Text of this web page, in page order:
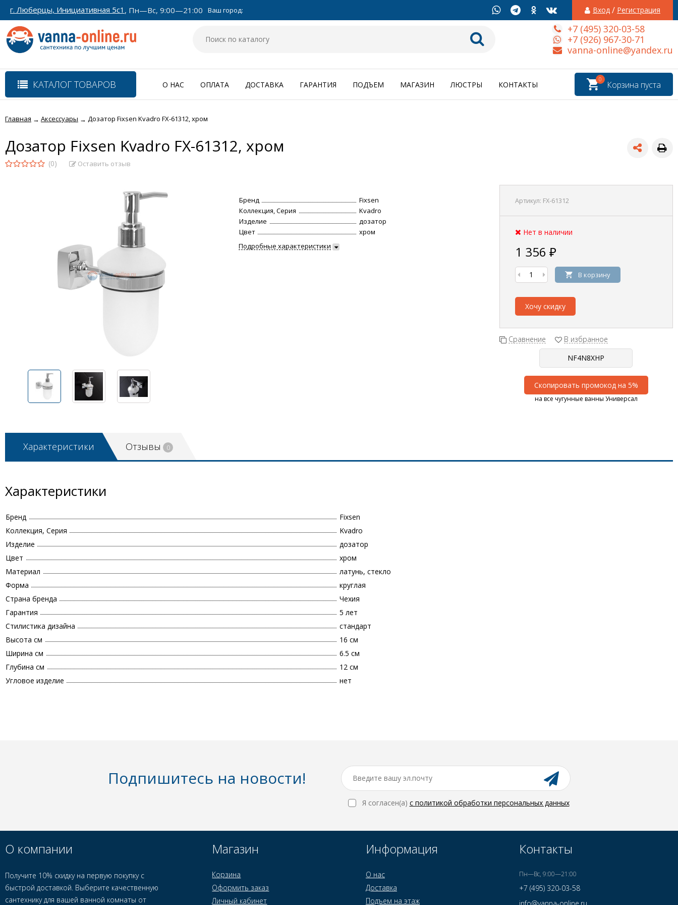
г. Люберцы, Инициативная 5с1 , Пн—Вс, 9:00—21:00 Ваш город: Вход / Регистрация
+7 (495) 320-03-58
+7 (926) 967-30-71
vanna-online@yandex.ru
КАТАЛОГ ТОВАРОВ Корзина пуста
0
О НАС ОПЛАТА ДОСТАВКА ГАРАНТИЯ ПОДЪЕМ МАГАЗИН ЛЮСТРЫ КОНТАКТЫ
Главная → Аксессуары → Дозатор Fixsen Kvadro FX-61312, хром
Дозатор Fixsen Kvadro FX-61312, хром
(0) Оставить отзыв
Артикул: FX-61312
Нет в наличии
1 356 ₽
В корзину
Хочу скидку
Сравнение В избранное
Скопировать промокод на 5%
на все чугунные ванны Универсал
Бренд
Fixsen
Коллекция, Серия
Kvadro
Изделие
дозатор
Цвет
хром
Подробные характеристики
Характеристики Отзывы 0
Характеристики
Бренд
Fixsen
Коллекция, Серия
Kvadro
Изделие
дозатор
Цвет
хром
Материал
латунь, стекло
Форма
круглая
Страна бренда
Чехия
Гарантия
5 лет
Стилистика дизайна
стандарт
Высота см
16 см
Ширина см
6.5 см
Глубина см
12 см
Угловое изделие
нет
Подпишитесь на новости!
Я согласен(a) с политикой обработки персональных данных
О компании
Получите 10% скидку на первую покупку с
быстрой доставкой. Выберите качественную
сантехнику для вашей ванной комнаты от
Магазин
Корзина
Оформить заказ
Личный кабинет
Информация
О нас
Доставка
Подъем на этаж
Контакты
Пн—Вс, 9:00—21:00
+7 (495) 320-03-58